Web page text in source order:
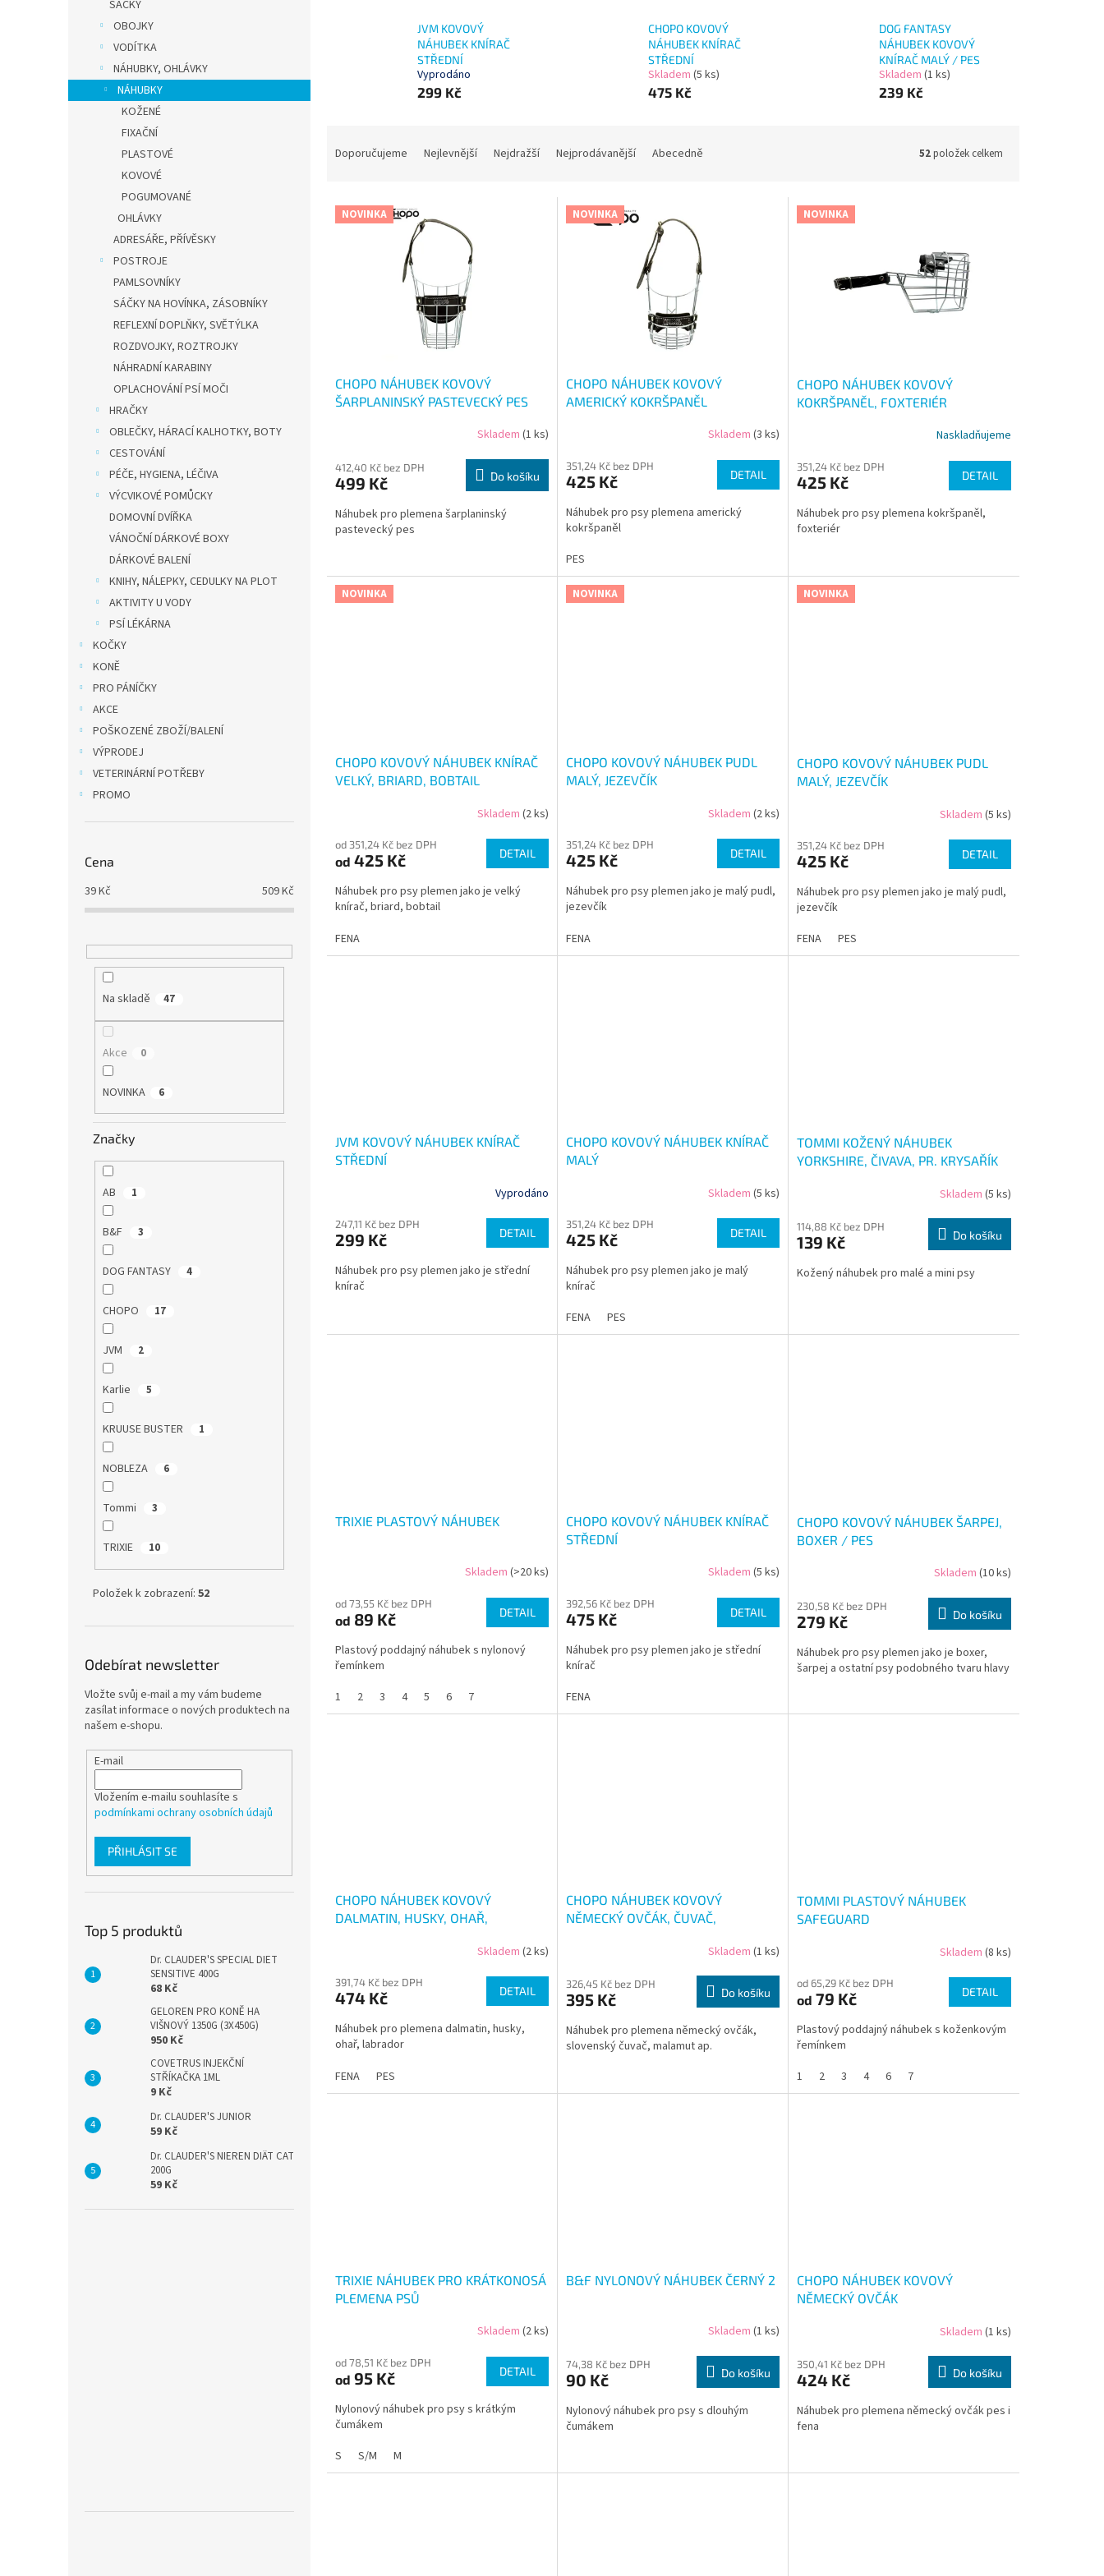
SÁČKY
OBOJKY
VODÍTKA
NÁHUBKY, OHLÁVKY
NÁHUBKY
KOŽENÉ
FIXAČNÍ
PLASTOVÉ
KOVOVÉ
POGUMOVANÉ
OHLÁVKY
ADRESÁŘE, PŘÍVĚSKY
POSTROJE
PAMLSOVNÍKY
SÁČKY NA HOVÍNKA, ZÁSOBNÍKY
REFLEXNÍ DOPLŇKY, SVĚTÝLKA
ROZDVOJKY, ROZTROJKY
NÁHRADNÍ KARABINY
OPLACHOVÁNÍ PSÍ MOČI
HRAČKY
OBLEČKY, HÁRACÍ KALHOTKY, BOTY
CESTOVÁNÍ
PÉČE, HYGIENA, LÉČIVA
VÝCVIKOVÉ POMŮCKY
DOMOVNÍ DVÍŘKA
VÁNOČNÍ DÁRKOVÉ BOXY
DÁRKOVÉ BALENÍ
KNIHY, NÁLEPKY, CEDULKY NA PLOT
AKTIVITY U VODY
PSÍ LÉKÁRNA
KOČKY
KONĚ
PRO PÁNÍČKY
AKCE
POŠKOZENÉ ZBOŽÍ/BALENÍ
VÝPRODEJ
VETERINÁRNÍ POTŘEBY
PROMO
Cena
39Kč 509Kč
Na skladě 47
Akce 0
NOVINKA 6
Značky
AB 1
B&F 3
DOG FANTASY 4
CHOPO 17
JVM 2
Karlie 5
KRUUSE BUSTER 1
NOBLEZA 6
Tommi 3
TRIXIE 10
Položek k zobrazení: 52
Odebírat newsletter
Vložte svůj e-mail a my vám budeme
zasílat informace o nových produktech na
našem e-shopu.
E-mail
Vložením e-mailu souhlasíte s
podmínkami ochrany osobních údajů
PŘIHLÁSIT SE
Top 5 produktů
Dr. CLAUDER'S SPECIAL DIET
SENSITIVE 400G
68 Kč
GELOREN PRO KONĚ HA
VIŠNOVÝ 1350G (3X450G)
950 Kč
COVETRUS INJEKČNÍ
STŘÍKAČKA 1ML
9 Kč
Dr. CLAUDER'S JUNIOR
59 Kč
Dr. CLAUDER'S NIEREN DIÄT CAT
200G
59 Kč
JVM KOVOVÝ
NÁHUBEK KNÍRAČ
STŘEDNÍ
Vyprodáno
299 Kč
CHOPO KOVOVÝ
NÁHUBEK KNÍRAČ
STŘEDNÍ
Skladem (5 ks)
475 Kč
DOG FANTASY
NÁHUBEK KOVOVÝ
KNÍRAČ MALÝ / PES
Skladem (1 ks)
239 Kč
n
Doporučujeme Nejlevnější Nejdražší Nejprodávanější Abecedně 52položek celkem
V NOVINKA
CHOPO NÁHUBEK KOVOVÝ
ŠARPLANINSKÝ PASTEVECKÝ PES
Skladem (1 ks)
412,40 Kč bez DPH
499 Kč Do košíku
Náhubek pro plemena šarplaninský
pastevecký pes
NOVINKA
CHOPO NÁHUBEK KOVOVÝ
AMERICKÝ KOKRŠPANĚL
Skladem (3 ks)
351,24 Kč bez DPH
425 Kč DETAIL
Náhubek pro psy plemena americký
kokršpaněl
PES
NOVINKA
CHOPO NÁHUBEK KOVOVÝ
KOKRŠPANĚL, FOXTERIÉR
Naskladňujeme
351,24 Kč bez DPH
425 Kč DETAIL
Náhubek pro psy plemena kokršpaněl,
foxteriér
NOVINKA
CHOPO KOVOVÝ NÁHUBEK KNÍRAČ
VELKÝ, BRIARD, BOBTAIL
Skladem (2 ks)
od 351,24 Kč bez DPH
od 425 Kč DETAIL
Náhubek pro psy plemen jako je velký
knírač, briard, bobtail
FENA
NOVINKA
CHOPO KOVOVÝ NÁHUBEK PUDL
MALÝ, JEZEVČÍK
Skladem (2 ks)
351,24 Kč bez DPH
425 Kč DETAIL
Náhubek pro psy plemen jako je malý pudl,
jezevčík
FENA
NOVINKA
CHOPO KOVOVÝ NÁHUBEK PUDL
MALÝ, JEZEVČÍK
Skladem (5 ks)
351,24 Kč bez DPH
425 Kč DETAIL
Náhubek pro psy plemen jako je malý pudl,
jezevčík
FENA
PES
JVM KOVOVÝ NÁHUBEK KNÍRAČ
STŘEDNÍ
Vyprodáno
247,11 Kč bez DPH
299 Kč DETAIL
Náhubek pro psy plemen jako je střední
knírač
CHOPO KOVOVÝ NÁHUBEK KNÍRAČ
MALÝ
Skladem (5 ks)
351,24 Kč bez DPH
425 Kč DETAIL
Náhubek pro psy plemen jako je malý
knírač
FENA
PES
TOMMI KOŽENÝ NÁHUBEK
YORKSHIRE, ČIVAVA, PR. KRYSAŘÍK
Skladem (5 ks)
114,88 Kč bez DPH
139 Kč Do košíku
Kožený náhubek pro malé a mini psy
TRIXIE PLASTOVÝ NÁHUBEK
Skladem (>20 ks)
od 73,55 Kč bez DPH
od 89 Kč DETAIL
Plastový poddajný náhubek s nylonový
řemínkem
1
2 3 4 5 6 7
CHOPO KOVOVÝ NÁHUBEK KNÍRAČ
STŘEDNÍ
Skladem (5 ks)
392,56 Kč bez DPH
475 Kč DETAIL
Náhubek pro psy plemen jako je střední
knírač
FENA
CHOPO KOVOVÝ NÁHUBEK ŠARPEJ,
BOXER / PES
Skladem (10 ks)
230,58 Kč bez DPH
279 Kč Do košíku
Náhubek pro psy plemen jako je boxer,
šarpej a ostatní psy podobného tvaru hlavy
CHOPO NÁHUBEK KOVOVÝ
DALMATIN, HUSKY, OHAŘ,
Skladem (2 ks)
391,74 Kč bez DPH
474 Kč DETAIL
Náhubek pro plemena dalmatin, husky,
ohař, labrador
FENA
PES
CHOPO NÁHUBEK KOVOVÝ
NĚMECKÝ OVČÁK, ČUVAČ,
Skladem (1 ks)
326,45 Kč bez DPH
395 Kč Do košíku
Náhubek pro plemena německý ovčák,
slovenský čuvač, malamut ap.
TOMMI PLASTOVÝ NÁHUBEK
SAFEGUARD
Skladem (8 ks)
od 65,29 Kč bez DPH
od 79 Kč DETAIL
Plastový poddajný náhubek s koženkovým
řemínkem
1
2 3 4 6 7
TRIXIE NÁHUBEK PRO KRÁTKONOSÁ
PLEMENA PSŮ
Skladem (2 ks)
od 78,51 Kč bez DPH
od 95 Kč DETAIL
Nylonový náhubek pro psy s krátkým
čumákem
S
S/M M
B&F NYLONOVÝ NÁHUBEK ČERNÝ 2
Skladem (1 ks)
74,38 Kč bez DPH
90 Kč Do košíku
Nylonový náhubek pro psy s dlouhým
čumákem
CHOPO NÁHUBEK KOVOVÝ
NĚMECKÝ OVČÁK
Skladem (1 ks)
350,41 Kč bez DPH
424 Kč Do košíku
Náhubek pro plemena německý ovčák pes i
fena